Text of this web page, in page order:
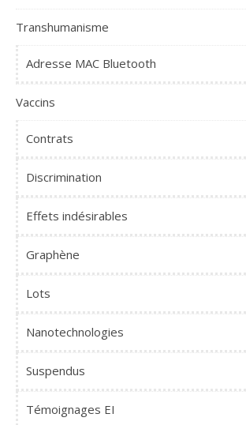
Transhumanisme
Adresse MAC Bluetooth
Vaccins
Contrats
Discrimination
Effets indésirables
Graphène
Lots
Nanotechnologies
Suspendus
Témoignages EI